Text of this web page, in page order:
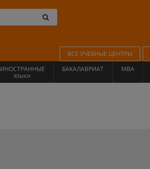
ВСЕ УЧЕБНЫЕ ЦЕНТРЫ
ИНОСТРАННЫЕ
ЯЗЫКИ
БАКАЛАВРИАТ MBA